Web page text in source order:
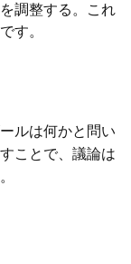
調整する。これ
す。
ルは何かと問い
ことで、議論は